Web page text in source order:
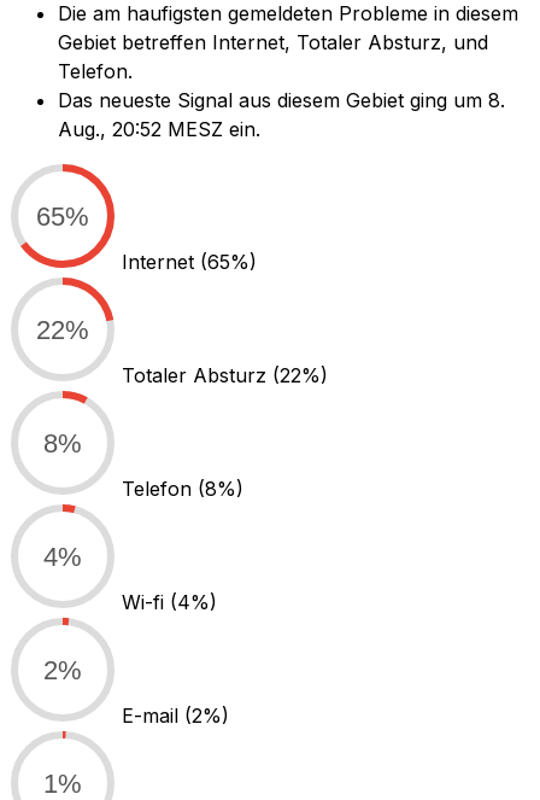
Die am haufigsten gemeldeten Probleme in diesem
Gebiet betreffen Internet, Totaler Absturz, und
Telefon.
Das neueste Signal aus diesem Gebiet ging um 8.
Aug., 20:52 MESZ ein.
65%
Internet (65%)
22%
Totaler Absturz (22%)
8%
Telefon (8%)
4%
Wi-fi (4%)
2%
E-mail (2%)
1%